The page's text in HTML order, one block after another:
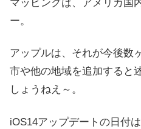
マッピングは、アメリカ国
ー。
アップルは、それが今後数
市や他の地域を追加すると
しょうねえ～。
iOS14アップデートの日付